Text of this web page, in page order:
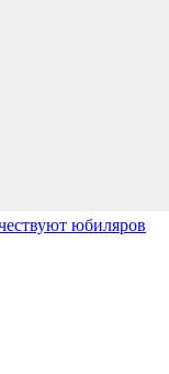
юбиляров